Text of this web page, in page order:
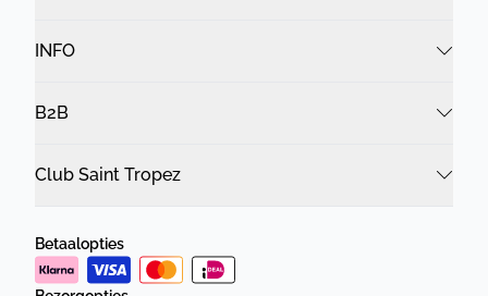
INFO
B2B
Club Saint Tropez
Betaalopties